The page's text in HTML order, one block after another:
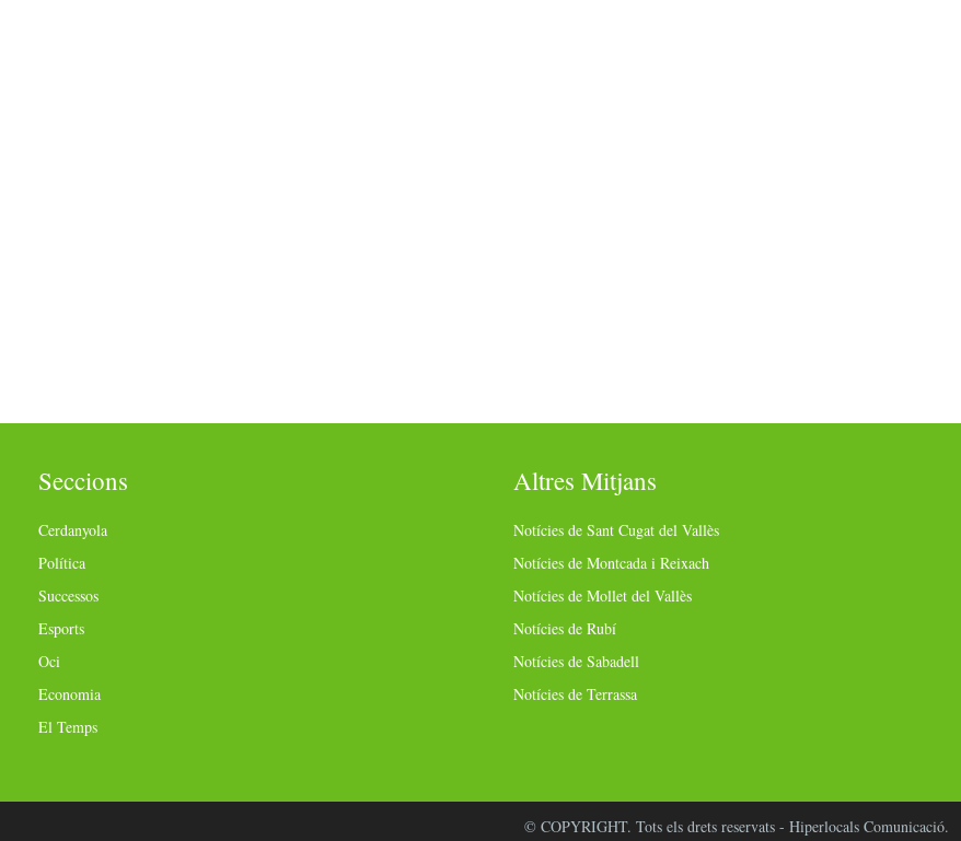
Seccions
Cerdanyola
Política
Successos
Esports
Oci
Economia
El Temps
Altres Mitjans
Notícies de Sant Cugat del Vallès
Notícies de Montcada i Reixach
Notícies de Mollet del Vallès
Notícies de Rubí
Notícies de Sabadell
Notícies de Terrassa
© COPYRIGHT. Tots els drets reservats - Hiperlocals Comunicació.